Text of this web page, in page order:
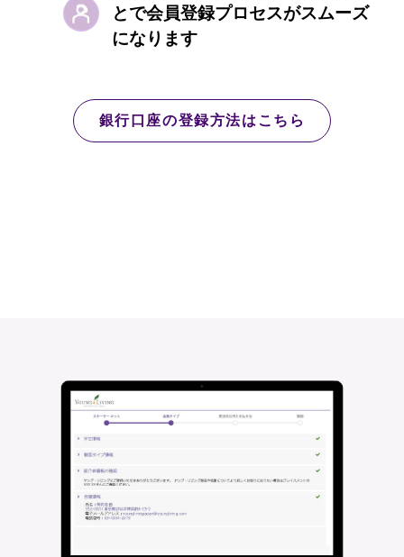
とで会員登録プロセスがスムーズ
になります​
銀行口座の登録方法はこちら